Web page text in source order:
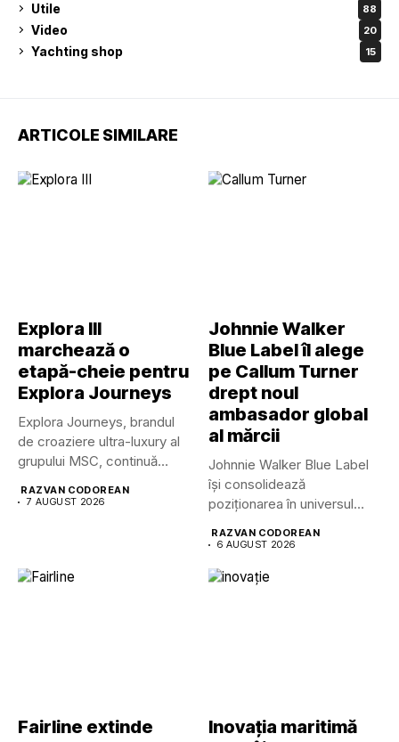
Utile 88
Video 20
Yachting shop 15
ARTICOLE SIMILARE
Explora III
marchează o
etapă-cheie pentru
Explora Journeys
Explora Journeys, brandul
de croaziere ultra-luxury al
grupului MSC, continuă
RAZVAN CODOREAN
7 AUGUST 2026
Johnnie Walker
Blue Label îl alege
pe Callum Turner
drept noul
ambasador global
al mărcii
Johnnie Walker Blue Label
își consolidează
poziționarea în universul
RAZVAN CODOREAN
6 AUGUST 2026
Fairline extinde
Inovația maritimă